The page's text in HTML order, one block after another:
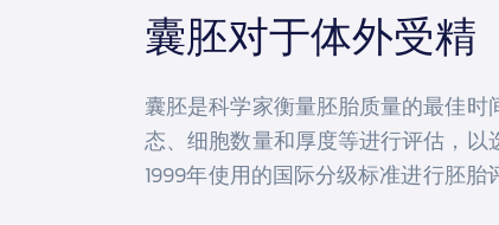
囊胚对于体外受精
囊胚是科学家衡量胚胎质量的最佳
态、细胞数量和厚度等进行评估，
1999年使用的国际分级标准进行胚胎